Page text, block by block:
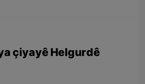
çiyayê Helgurdê